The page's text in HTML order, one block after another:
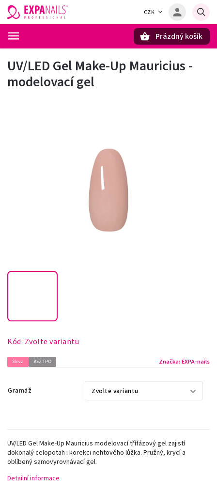
CZK
Prázdný košík
UV/LED Gel Make-Up Mauricius -
modelovací gel
Kód: Zvolte variantu
Sleva BEZ TPO Značka: EXPA-nails
Gramáž
UV/LED Gel Make-Up Mauricius modelovací třífázový gel zajistí
dokonalý celopotah i korekci nehtového lůžka. Pružný, krycí a
oblíbený samovyrovnávací gel.
Detailní informace